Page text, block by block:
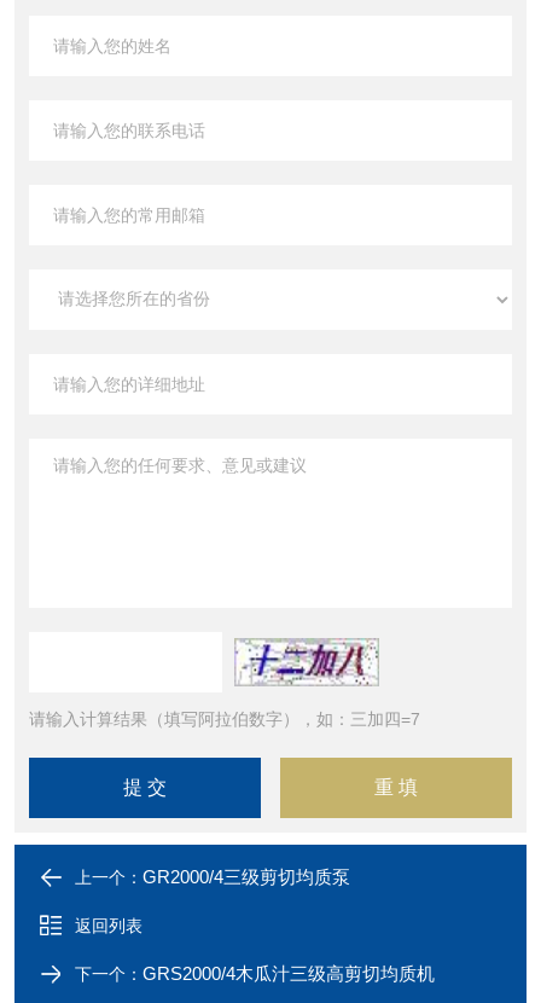
请输入计算结果（填写阿拉伯数字），如：三加四=7
上一个： GR2000/4三级剪切均质泵
返回列表
下一个： GRS2000/4木瓜汁三级高剪切均质机